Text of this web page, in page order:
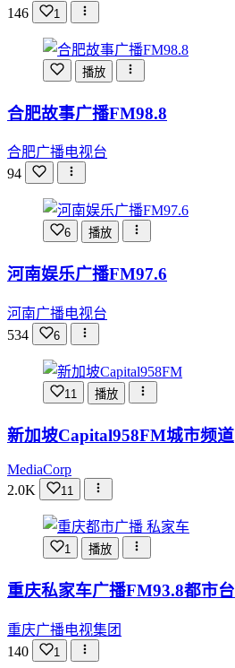
146
1
播放
合肥故事广播FM98.8
合肥广播电视台
94
6 播放
河南娱乐广播FM97.6
河南广播电视台
534
6
11 播放
新加坡Capital958FM城市频道
MediaCorp
2.0K
11
1 播放
重庆私家车广播FM93.8都市台
重庆广播电视集团
140
1